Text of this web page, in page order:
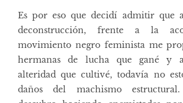
Es por eso que decidí admitir que
deconstrucción, frente a la
movimiento negro feminista me
hermanas de lucha que gané y
alteridad que cultivé, todavía no
daños del machismo